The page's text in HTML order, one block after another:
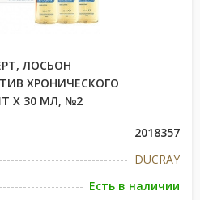
ЛОСЬОН
ХРОНИЧЕСКОГО
Х 30 МЛ, №2
2018357
DUCRAY
Есть в наличии